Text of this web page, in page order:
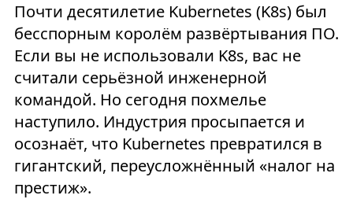
Почти десятилетие Kubernetes (K8s) был
бесспорным королём развёртывания ПО.
Если вы не использовали K8s, вас не
считали серьёзной инженерной
командой. Но сегодня похмелье
наступило. Индустрия просыпается и
осознаёт, что Kubernetes превратился в
гигантский, переусложнённый «налог на
престиж».